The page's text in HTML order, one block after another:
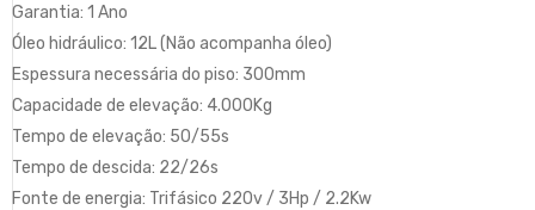
Garantia: 1 Ano
Óleo hidráulico: 12L (Não acompanha óleo)
Espessura necessária do piso: 300mm
Capacidade de elevação: 4.000Kg
Tempo de elevação: 50/55s
Tempo de descida: 22/26s
Fonte de energia: Trifásico 220v / 3Hp / 2.2Kw